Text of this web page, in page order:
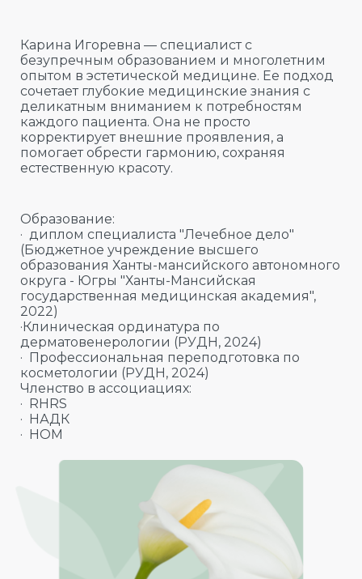
Карина Игоревна — специалист с
безупречным образованием и многолетним
опытом в эстетической медицине. Ее подход
сочетает глубокие медицинские знания с
деликатным вниманием к потребностям
каждого пациента. Она не просто
корректирует внешние проявления, а
помогает обрести гармонию, сохраняя
естественную красоту.
Образование:
· диплом специалиста "Лечебное дело"
(Бюджетное учреждение высшего
образования Ханты-мансийского автономного
округа - Югры "Ханты-Мансийская
государственная медицинская академия",
2022)
·Клиническая ординатура по
дерматовенерологии (РУДН, 2024)
· Профессиональная переподготовка по
косметологии (РУДН, 2024)
Членство в ассоциациях:
· RHRS
· НАДК
· НОМ